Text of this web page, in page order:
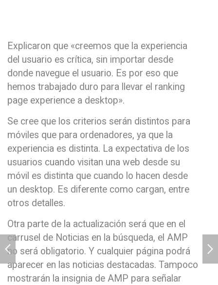
Explicaron que «creemos que la experiencia
del usuario es crítica, sin importar desde
donde navegue el usuario. Es por eso que
hemos trabajado duro para llevar el ranking
page experience a desktop».
Se cree que los criterios serán distintos para
móviles que para ordenadores, ya que la
experiencia es distinta. La expectativa de los
usuarios cuando visitan una web desde su
móvil es distinta que cuando lo hacen desde
un desktop. Es diferente como cargan, entre
otros detalles.
Otra parte de la actualización será que en el
carrusel de Noticias en la búsqueda, el AMP
no será obligatorio. Y cualquier página podrá
aparecer en las noticias destacadas. Tampoco
mostrarán la insignia de AMP para señalar